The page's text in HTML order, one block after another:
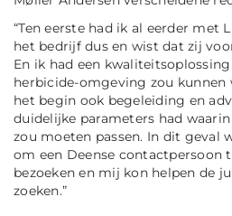
“Ten eerste had ik al eerder met
het bedrijf dus en wist dat zij
En ik had een
herbicide-omgeving zou kunnen
het begin ook begeleiding en
duidelijke parameters had
zou moeten passen. In dit geval
om een Deense contactpersoon
bezoeken en mij kon helpen de
zoeken.”